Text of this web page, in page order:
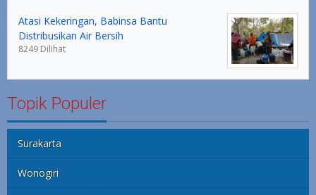
Atasi Kekeringan, Babinsa Bantu
Distribusikan Air Bersih
8249 Dilihat
Topik Populer
Surakarta
Wonogiri